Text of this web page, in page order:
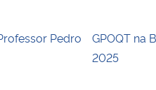
Pedro
GPOQT na
2025